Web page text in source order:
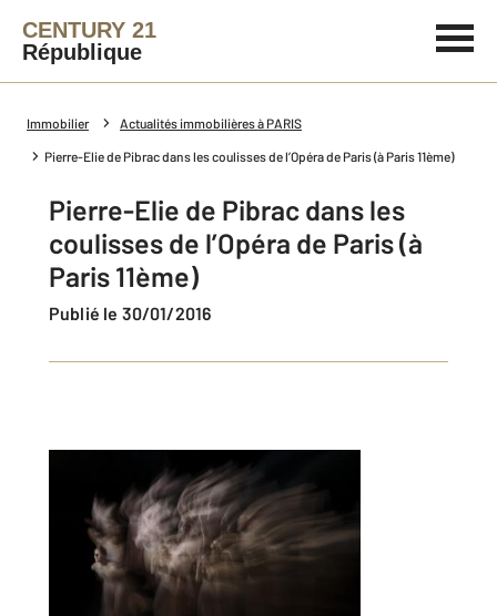
CENTURY 21
République
Immobilier Actualités immobilières à PARIS
Pierre-Elie de Pibrac dans les coulisses de l’Opéra de Paris (à Paris 11ème)
Pierre-Elie de Pibrac dans les
coulisses de l’Opéra de Paris (à
Paris 11ème)
Publié le 30/01/2016